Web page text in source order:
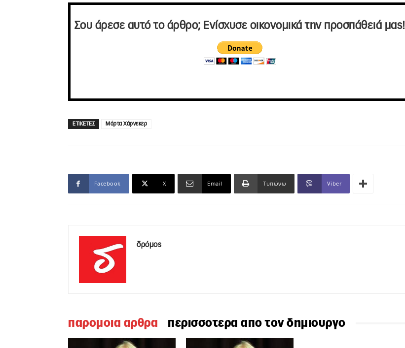
Σου άρεσε αυτό το άρθρο; Ενίσχυσε οικονομικά την προσπάθειά μας!
ΕΤΙΚΕΤΕΣ Μάρτα Χάρνεκερ
Facebook X Email Τυπώνω Viber
δρόμος
παρομοια αρθρα περισσοτερα απο τον δημιουργο